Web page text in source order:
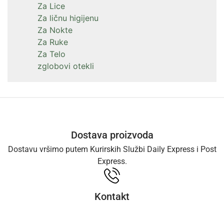
Za Lice
Za ličnu higijenu
Za Nokte
Za Ruke
Za Telo
zglobovi otekli
Dostava proizvoda
Dostavu vršimo putem Kurirskih Službi Daily Express i Post
Express.
Kontakt